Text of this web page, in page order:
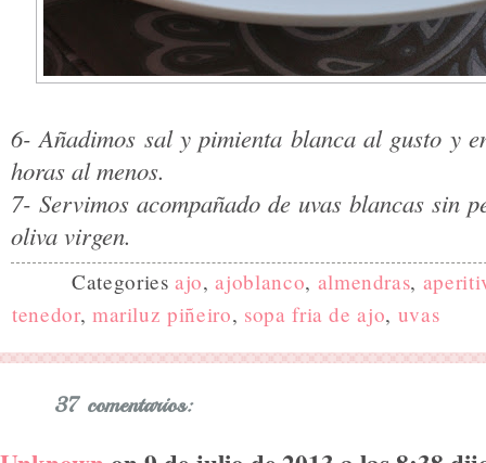
6- Añadimos sal y pimienta blanca al gusto y
horas al menos.
7- Servimos acompañado de uvas blancas sin
oliva virgen.
Categoriesajo,ajoblanco, almendras,
tenedor, mariluz piñeiro, sopa fria de ajo, uvas
37 comentarios: